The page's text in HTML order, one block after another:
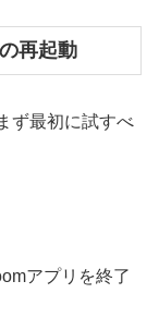
再起動
ず最初に試すべ
アプリを終了